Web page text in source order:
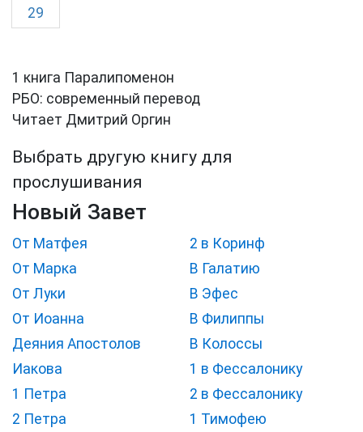
29
1 книга Паралипоменон
РБО: современный перевод
Читает Дмитрий Оргин
Выбрать другую книгу для
прослушивания
Новый Завет
От Матфея
От Марка
От Луки
От Иоанна
Деяния Апостолов
Иакова
1 Петра
2 Петра
2 в Коринф
В Галатию
В Эфес
В Филиппы
В Колоссы
1 в Фессалонику
2 в Фессалонику
1 Тимофею